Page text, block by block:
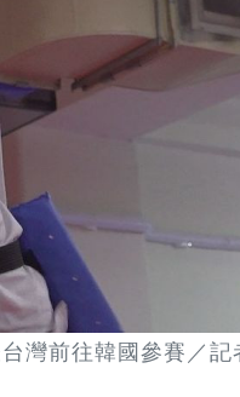
灣前往韓國參賽／記